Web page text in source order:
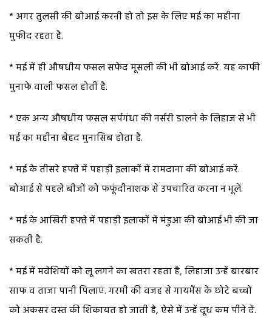
* अगर तुलसी की बोआई करनी हो तो इस के लिए मई का महीना
मुफीद रहता है.
* मई में ही औषधीय फसल सफेद मूसली की भी बोआई करें. यह काफी
मुनाफे वाली फसल होती है.
* एक अन्य औषधीय फसल सर्पगंधा की नर्सरी डालने के लिहाज से भी
मई का महीना बेहद मुनासिब होता है.
* मई के तीसरे हफ्ते में पहाड़ी इलाकों में रामदाना की बोआई करें.
बोआई से पहले बीजों को फफूंदीनाशक से उपचारित करना न भूलें.
* मई के आखिरी हफ्ते में पहाड़ी इलाकों में मंडुआ की बोआई भी की जा
सकती है.
* मई में मवेशियों को लू लगने का खतरा रहता है, लिहाजा उन्हें बारबार
साफ व ताजा पानी पिलाएं. गरमी की वजह से गायभैंस के छोटे बच्चों
को अकसर दस्त की शिकायत हो जाती है, ऐसे में उन्हें दूध कम पीने दें.